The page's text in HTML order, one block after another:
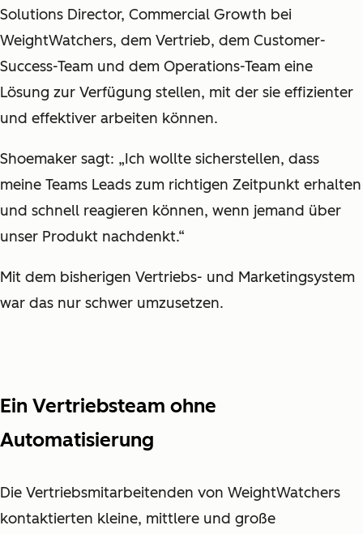
Solutions Director, Commercial Growth bei
WeightWatchers, dem Vertrieb, dem Customer-
Success-Team und dem Operations-Team eine
Lösung zur Verfügung stellen, mit der sie effizienter
und effektiver arbeiten können.
Shoemaker sagt: „Ich wollte sicherstellen, dass
meine Teams Leads zum richtigen Zeitpunkt erhalten
und schnell reagieren können, wenn jemand über
unser Produkt nachdenkt.“
Mit dem bisherigen Vertriebs- und Marketingsystem
war das nur schwer umzusetzen.
Ein Vertriebsteam ohne
Automatisierung
Die Vertriebsmitarbeitenden von WeightWatchers
kontaktierten kleine, mittlere und große